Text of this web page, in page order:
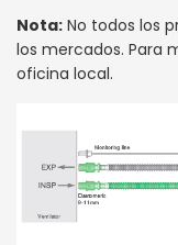
Nota: No todos los
los mercados. Para
oficina local.